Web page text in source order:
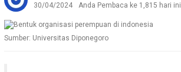
30/04/2024
Anda Pembaca ke 1,815 hari ini
Sumber: Universitas Diponegoro